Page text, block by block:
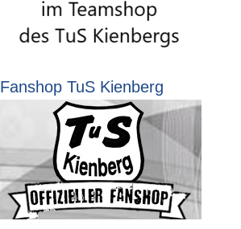
Fanshop TuS Kienberg